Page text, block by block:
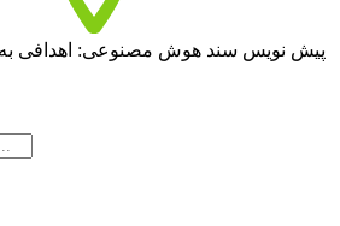
پیش نویس سند هوش مصنوعی: اهدافی به